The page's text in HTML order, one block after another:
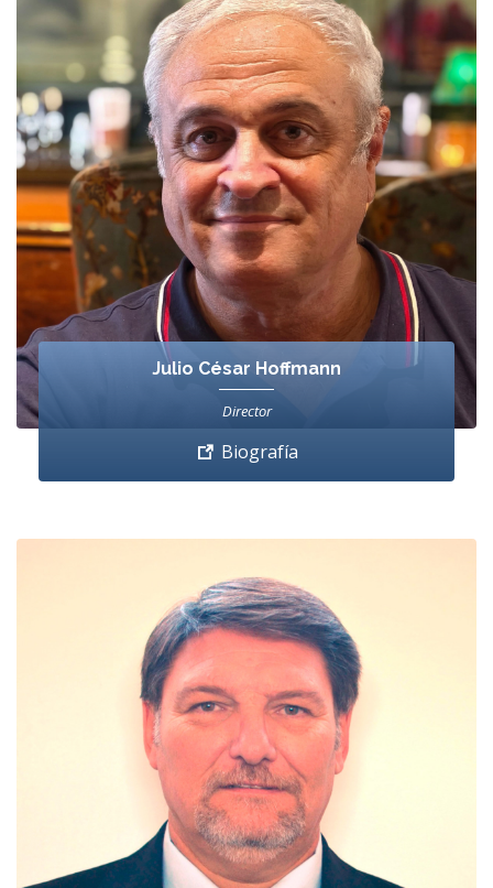
Julio César Hoffmann
Director
Biografía